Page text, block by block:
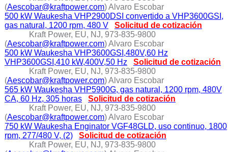
(Aescobar@kraftpower.com) Alvaro Escobar
500 kW Waukesha VHP2900DSI convertido a VHP3600GSI,
gas natural, 1200 rpm, 480 V
Solicitud de cotización
Kraft Power, EU, NJ, 973-835-9800
(Aescobar@kraftpower.com) Alvaro Escobar
500 kW Waukesha VHP3600GSI,480V,60 Hz
VHP3600GSI,410 kW,400V,50 Hz
Solicitud de cotización
Kraft Power, EU, NJ, 973-835-9800
(Aescobar@kraftpower.com) Alvaro Escobar
565 kW Waukesha VHP5900G, gas natural, 1200 rpm, 480V
CA, 60 Hz, 305 horas
Solicitud de cotización
Kraft Power, EU, NJ, 973-835-9800
(Aescobar@kraftpower.com) Alvaro Escobar
750 kW Waukesha Enginator VGF48GLD, uso continuo, 1800
rpm, 277/480 V, (2)
Solicitud de cotización
Kraft Power, EU, NJ, 973-835-9800